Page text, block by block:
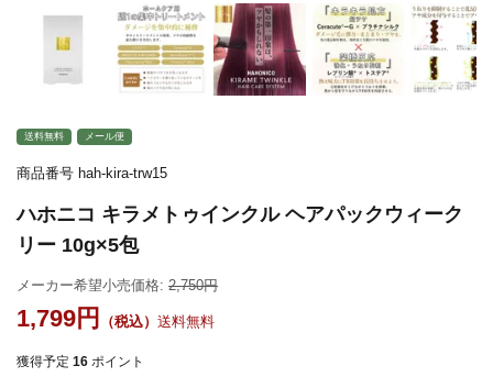
送料無料 メール便
商品番号 hah-kira-trw15
ハホニコ キラメトゥインクル ヘアパックウィーク
リー 10g×5包
メーカー希望小売価格: 2,750
1,799 送料無料
獲得予定 16 ポイント